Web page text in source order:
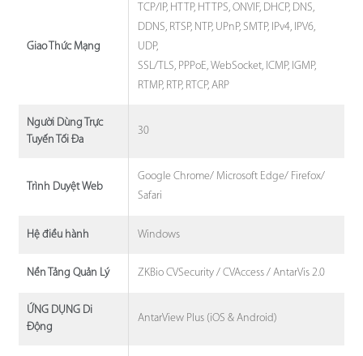
Giao Thức Mạng
TCP/IP, HTTP, HTTPS, ONVIF, DHCP, DNS,
DDNS, RTSP, NTP, UPnP, SMTP, IPv4, IPV6,
UDP,
SSL/TLS, PPPoE, WebSocket, ICMP, IGMP,
RTMP, RTP, RTCP, ARP
Người Dùng Trực
Tuyến Tối Đa
30
Trình Duyệt Web
Google Chrome/ Microsoft Edge/ Firefox/
Safari
Hệ điều hành Windows
Nền Tảng Quản Lý ZKBio CVSecurity / CVAccess / AntarVis 2.0
ỨNG DỤNG Di
Động
AntarView Plus (iOS & Android)